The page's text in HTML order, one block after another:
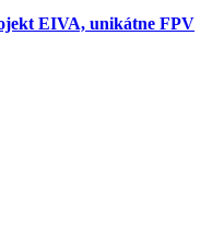
EIVA, unikátne FPV